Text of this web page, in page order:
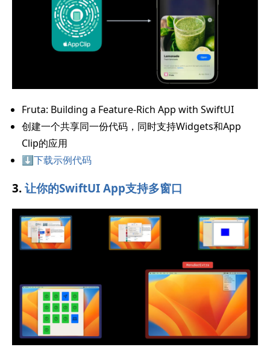
Fruta: Building a Feature-Rich App with SwiftUI
创建一个共享同一份代码，同时支持Widgets和App
Clip的应用
⬇️下载示例代码
3. 让你的SwiftUI App支持多窗口